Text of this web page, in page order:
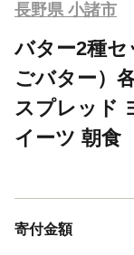
長野県 小諸市
バター2種
ごバター）
スプレッド
イーツ 朝食
寄付金額